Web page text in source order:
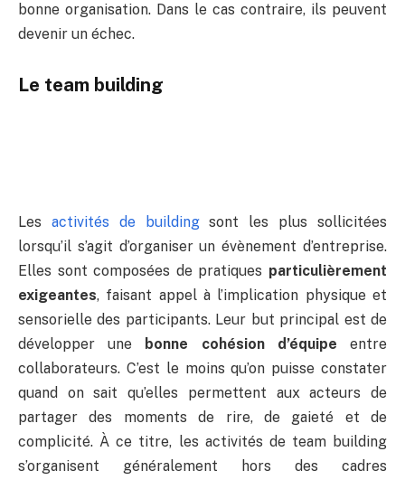
bonne organisation. Dans le cas contraire, ils peuvent
devenir un échec.
Le team building
Les activités de buildingsont les plus sollicitées
lorsqu’il s’agit d’organiser un évènement d’entreprise.
Elles sont composées de pratiques particulièrement
exigeantes, faisant appel à l’implication physique et
sensorielle des participants. Leur but principal est de
développer une bonne cohésion d’équipe entre
collaborateurs. C’est le moins qu’on puisse constater
quand on sait qu’elles permettent aux acteurs de
partager des moments de rire, de gaieté et de
complicité. À ce titre, les activités de team building
s’organisent généralement hors des cadres